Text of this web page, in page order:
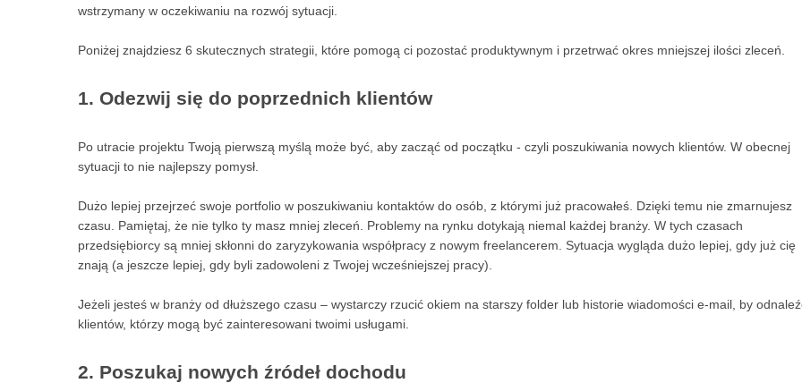
wstrzymany w oczekiwaniu na rozwój sytuacji.
Poniżej znajdziesz 6 skutecznych strategii, które pomogą ci pozostać produktywnym i przetrwać okres mniejszej ilości zleceń.
1. Odezwij się do poprzednich klientów
Po utracie projektu Twoją pierwszą myślą może być, aby zacząć od początku - czyli poszukiwania nowych klientów. W obecnej
sytuacji to nie najlepszy pomysł.
Dużo lepiej przejrzeć swoje portfolio w poszukiwaniu kontaktów do osób, z którymi już pracowałeś. Dzięki temu nie zmarnujesz
czasu. Pamiętaj, że nie tylko ty masz mniej zleceń. Problemy na rynku dotykają niemal każdej branży. W tych czasach
przedsiębiorcy są mniej skłonni do zaryzykowania współpracy z nowym freelancerem. Sytuacja wygląda dużo lepiej, gdy już cię
znają (a jeszcze lepiej, gdy byli zadowoleni z Twojej wcześniejszej pracy).
Jeżeli jesteś w branży od dłuższego czasu – wystarczy rzucić okiem na starszy folder lub historie wiadomości e-mail, by
klientów, którzy mogą być zainteresowani twoimi usługami.
2. Poszukaj nowych źródeł dochodu